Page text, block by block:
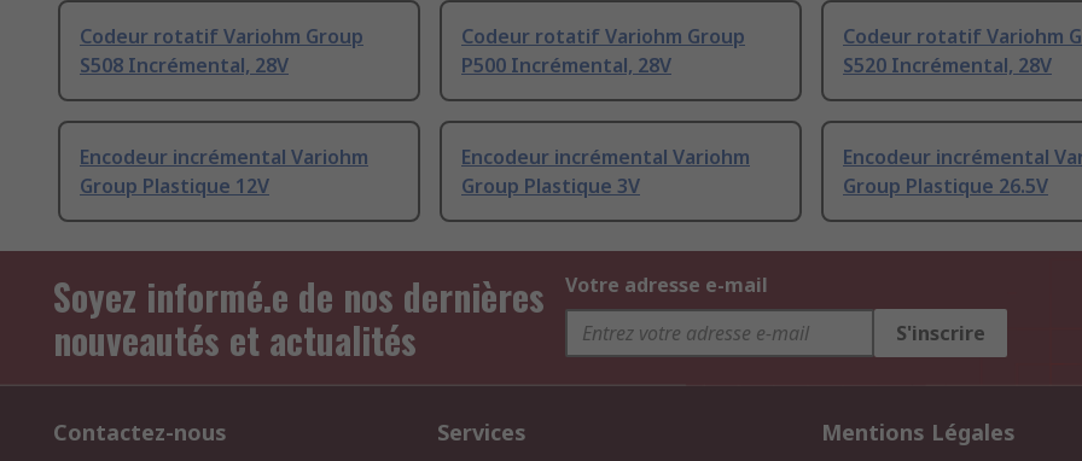
Codeur rotatif Variohm Group
S508 Incrémental, 28V
Codeur rotatif Variohm Group
P500 Incrémental, 28V
Codeur rotatif Variohm
S520 Incrémental, 28V
Encodeur incrémental Variohm
Group Plastique 12V
Encodeur incrémental Variohm
Group Plastique 3V
Encodeur incrémental
Group Plastique 26.5V
Soyez informé.e de nos dernières
nouveautés et actualités
Votre adresse e-mail
S'inscrire
Contactez-nous Services Mentions Légales